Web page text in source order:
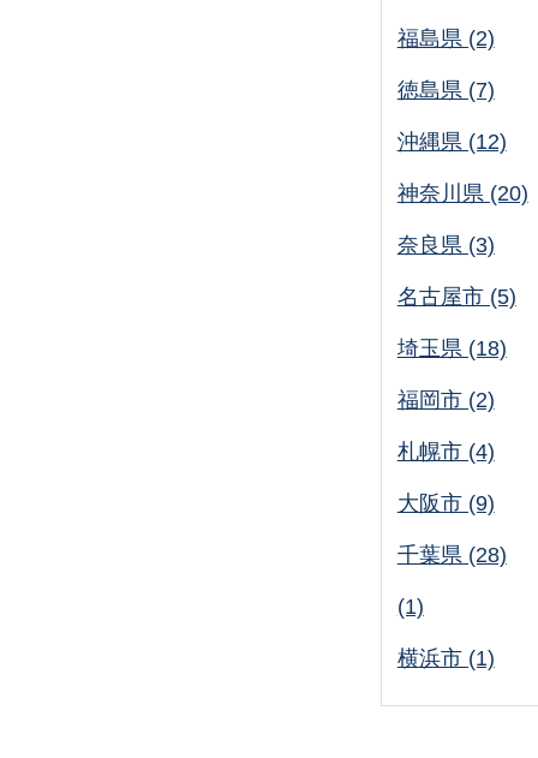
福島県 (2)
徳島県 (7)
沖縄県 (12)
神奈川県 (20)
奈良県 (3)
名古屋市 (5)
埼玉県 (18)
福岡市 (2)
札幌市 (4)
大阪市 (9)
千葉県 (28)
(1)
横浜市 (1)